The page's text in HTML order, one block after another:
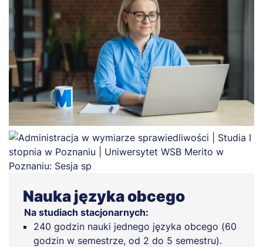
Nauka języka obcego
Na studiach stacjonarnych:
240 godzin nauki jednego języka obcego (60
godzin w semestrze, od 2 do 5 semestru).